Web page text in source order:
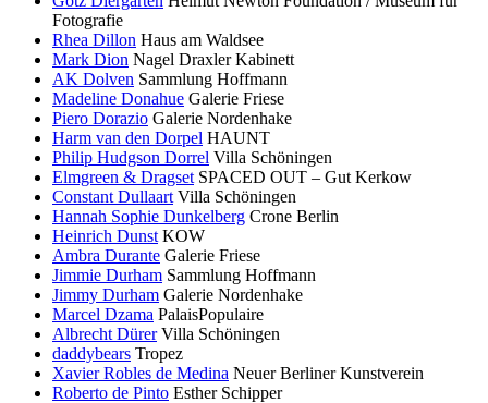
Fotografie
Rhea Dillon Haus am Waldsee
Mark Dion Nagel Draxler Kabinett
AK Dolven Sammlung Hoffmann
Madeline Donahue Galerie Friese
Piero Dorazio Galerie Nordenhake
Harm van den Dorpel HAUNT
Philip Hudgson Dorrel Villa Schöningen
Elmgreen & Dragset SPACED OUT – Gut Kerkow
Constant Dullaart Villa Schöningen
Hannah Sophie Dunkelberg Crone Berlin
Heinrich Dunst KOW
Ambra Durante Galerie Friese
Jimmie Durham Sammlung Hoffmann
Jimmy Durham Galerie Nordenhake
Marcel Dzama PalaisPopulaire
Albrecht Dürer Villa Schöningen
daddybears Tropez
Xavier Robles de Medina Neuer Berliner Kunstverein
Roberto de Pinto Esther Schipper